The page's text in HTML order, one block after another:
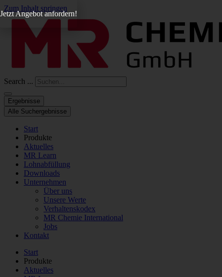
Zum Inhalt springen
Search ...
Ergebnisse
Alle Suchergebnisse
Start
Produkte
Aktuelles
MR Learn
Lohnabfüllung
Downloads
Unternehmen
Über uns
Unsere Werte
Verhaltenskodex
MR Chemie International
Jobs
Kontakt
Start
Produkte
Aktuelles
Jetzt Angebot anfordern!